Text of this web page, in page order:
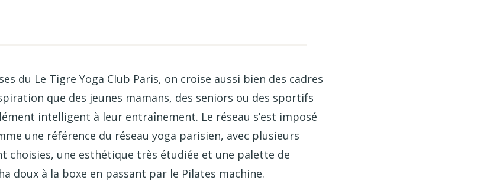
du Le Tigre Yoga Club Paris, on croise aussi bien des cadres
que des jeunes mamans, des seniors ou des sportifs
intelligent à leur entraînement. Le réseau s’est imposé
une référence du réseau yoga parisien, avec plusieurs
choisies, une esthétique très étudiée et une palette de
doux à la boxe en passant par le Pilates machine.